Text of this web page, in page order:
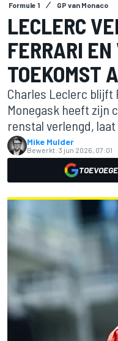
Formule 1 GP van Monaco
LECLERC
FERRARI
TOEKOMST
Charles Leclerc blijft
Monegask heeft zijn
renstal verlengd, laat
Mike Mulder
Bewerkt: 3 jun 2026, 07:01